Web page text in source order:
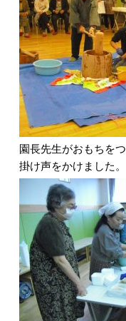
園長先生がおもちを
掛け声をかけました。